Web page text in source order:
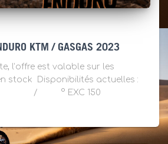
KTM / GASGAS 2023
l’offre est valable sur les
stock Disponibilités actuelles :
/ ° EXC 150